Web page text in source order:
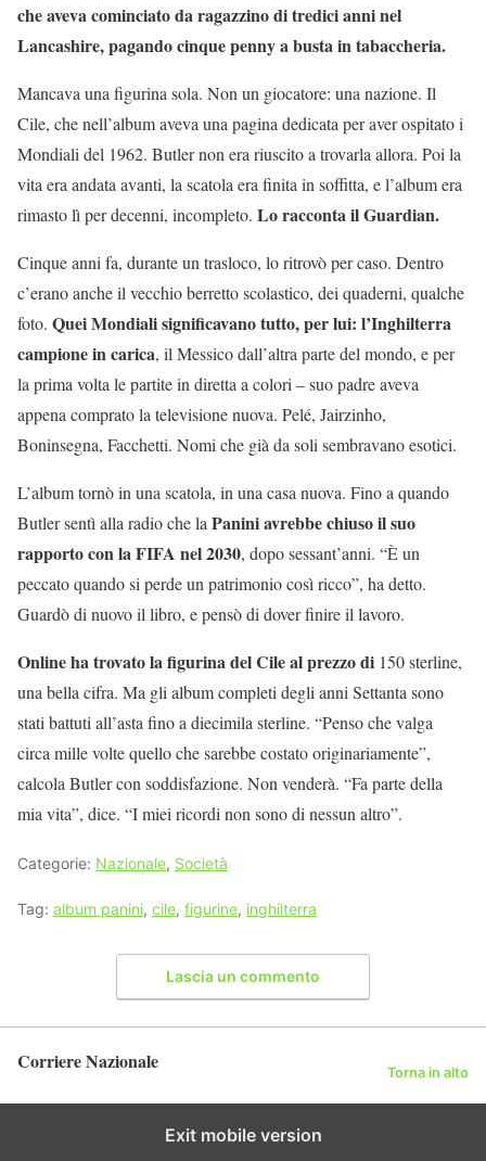
che aveva cominciato da ragazzino di tredici anni nel
Lancashire, pagando cinque penny a busta in tabaccheria.
Mancava una figurina sola. Non un giocatore: una nazione. Il
Cile, che nell’album aveva una pagina dedicata per aver ospitato i
Mondiali del 1962. Butler non era riuscito a trovarla allora. Poi la
vita era andata avanti, la scatola era finita in soffitta, e l’album era
rimasto lì per decenni, incompleto. Lo racconta il Guardian.
Cinque anni fa, durante un trasloco, lo ritrovò per caso. Dentro
c’erano anche il vecchio berretto scolastico, dei quaderni, qualche
foto. Quei Mondiali significavano tutto, per lui: l’Inghilterra
campione in carica, il Messico dall’altra parte del mondo, e per
la prima volta le partite in diretta a colori – suo padre aveva
appena comprato la televisione nuova. Pelé, Jairzinho,
Boninsegna, Facchetti. Nomi che già da soli sembravano esotici.
L’album tornò in una scatola, in una casa nuova. Fino a quando
Butler sentì alla radio che la Panini avrebbe chiuso il suo
rapporto con la FIFA nel 2030, dopo sessant’anni. “È un
peccato quando si perde un patrimonio così ricco”, ha detto.
Guardò di nuovo il libro, e pensò di dover finire il lavoro.
Online ha trovato la figurina del Cile al prezzo di 150 sterline,
una bella cifra. Ma gli album completi degli anni Settanta sono
stati battuti all’asta fino a diecimila sterline. “Penso che valga
circa mille volte quello che sarebbe costato originariamente”,
calcola Butler con soddisfazione. Non venderà. “Fa parte della
mia vita”, dice. “I miei ricordi non sono di nessun altro”.
Categorie: Nazionale, Società
Tag: album panini, cile, figurine, inghilterra
Lascia un commento
Corriere Nazionale Torna in alto
Exit mobile version